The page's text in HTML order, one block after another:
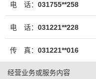
电 话： 031755**258
电 话： 031221**228
传 真： 031221**016
经营业务或服务内容